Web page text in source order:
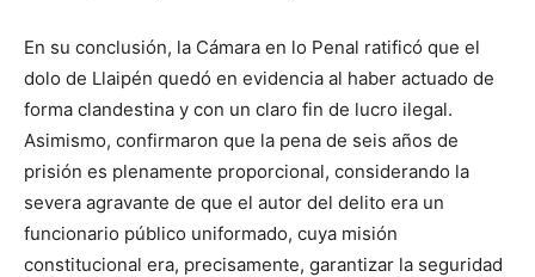
En su conclusión, la Cámara en lo Penal ratificó que el
dolo de Llaipén quedó en evidencia al haber actuado de
forma clandestina y con un claro fin de lucro ilegal.
Asimismo, confirmaron que la pena de seis años de
prisión es plenamente proporcional, considerando la
severa agravante de que el autor del delito era un
funcionario público uniformado, cuya misión
constitucional era, precisamente, garantizar la seguridad